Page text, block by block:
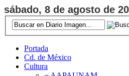
sábado, 8 de agosto de
Portada
Cd. de México
Cultura